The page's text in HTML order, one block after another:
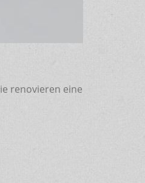
renovieren eine